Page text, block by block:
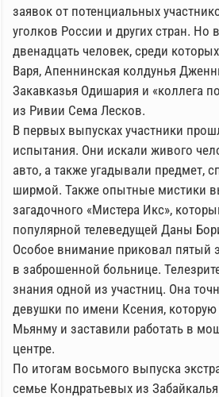
заявок от потенциальных
уголков России и других стран. Но
двенадцать человек, среди
Варя, Апеннинская колдунья
Закавказья Одишария и «коллега
из Ривии Сема Лесков.
В первых выпусках участники
испытания. Они искали живого
авто, а также угадывали предмет,
ширмой. Также опытные мистики
загадочного «Мистера Икс»,
популярной телеведущей Даны
Особое внимание приковал пятый
в заброшенной больнице.
знания одной из участниц. Она
девушки по имени Ксения,
Мьянму и заставили работать в
центре.
По итогам восьмого выпуска
семье Кондратьевых из